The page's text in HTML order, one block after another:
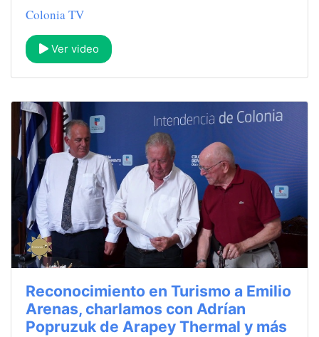
Colonia TV
Ver video
Reconocimiento en Turismo a Emilio
Arenas, charlamos con Adrían
Popruzuk de Arapey Thermal y más